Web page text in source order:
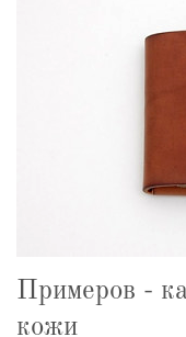
Примеров -
кожи